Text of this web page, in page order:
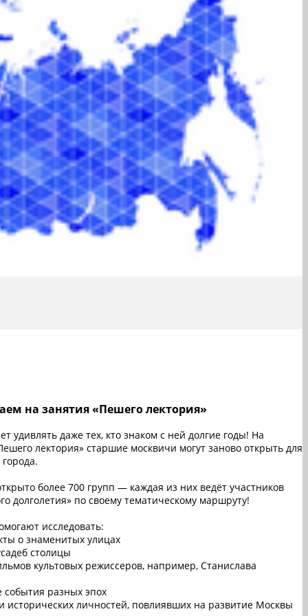
на занятия «Пешего лектория»
удивлять даже тех, кто знаком с ней долгие годы! На
лектория» старшие москвичи могут заново открыть для
более 700 групп — каждая из них ведёт участников
долголетия» по своему тематическому маршруту!
исследовать:
о знаменитых улицах
столицы
культовых режиссеров, например, Станислава
разных эпох
исторических личностей, повлиявших на развитие Москвы